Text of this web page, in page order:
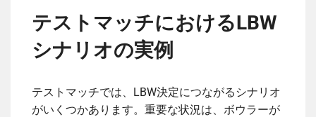
テストマッチにおけるLBW
シナリオの実例
テストマッチでは、LBW決定につながるシナリオ
がいくつかあります。重要な状況は、ボウラーが